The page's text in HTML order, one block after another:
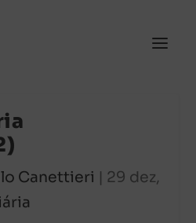
Canettieri | 29 dez,